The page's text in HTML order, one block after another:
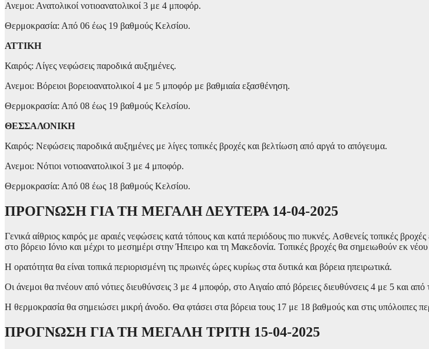
Ανεμοι: Ανατολικοί νοτιοανατολικοί 3 με 4 μποφόρ.
Θερμοκρασία: Από 06 έως 19 βαθμούς Κελσίου.
ΑΤΤΙΚΗ
Καιρός: Λίγες νεφώσεις παροδικά αυξημένες.
Ανεμοι: Βόρειοι βορειοανατολικοί 4 με 5 μποφόρ με βαθμιαία εξασθένηση.
Θερμοκρασία: Από 08 έως 19 βαθμούς Κελσίου.
ΘΕΣΣΑΛΟΝΙΚΗ
Καιρός: Νεφώσεις παροδικά αυξημένες με λίγες τοπικές βροχές και βελτίωση από αργά το απόγευμα.
Ανεμοι: Νότιοι νοτιοανατολικοί 3 με 4 μποφόρ.
Θερμοκρασία: Από 08 έως 18 βαθμούς Κελσίου.
ΠΡΟΓΝΩΣΗ ΓΙΑ ΤΗ ΜΕΓΑΛΗ ΔΕΥΤΕΡΑ 14-04-2025
Γενικά αίθριος καιρός με αραιές νεφώσεις κατά τόπους και κατά περιόδους πιο πυκνές. Ασθενείς τοπικές
στο βόρειο Ιόνιο και μέχρι το μεσημέρι στην Ήπειρο και τη Μακεδονία. Τοπικές βροχές θα σημειωθούν εκ
Η ορατότητα θα είναι τοπικά περιορισμένη τις πρωινές ώρες κυρίως στα δυτικά και βόρεια ηπειρωτικά.
Οι άνεμοι θα πνέουν από νότιες διευθύνσεις 3 με 4 μποφόρ, στο Αιγαίο από βόρειες διευθύνσεις 4 με 5 και
Η θερμοκρασία θα σημειώσει μικρή άνοδο. Θα φτάσει στα βόρεια τους 17 με 18 βαθμούς και στις υπόλοιπες
ΠΡΟΓΝΩΣΗ ΓΙΑ ΤΗ ΜΕΓΑΛΗ ΤΡΙΤΗ 15-04-2025